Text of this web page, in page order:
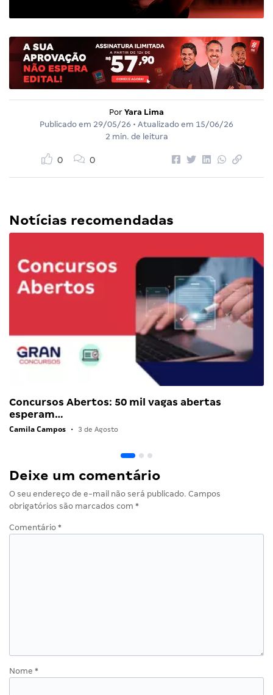
Por Yara Lima
Publicado em 29/05/26 • Atualizado em 15/06/26
2 min. de leitura
0 0
Notícias recomendadas
Concursos Abertos: 50 mil vagas abertas
esperam…
Camila Campos • 3 de Agosto
Deixe um comentário
O seu endereço de e-mail não será publicado. Campos
obrigatórios são marcados com *
Comentário *
Nome *